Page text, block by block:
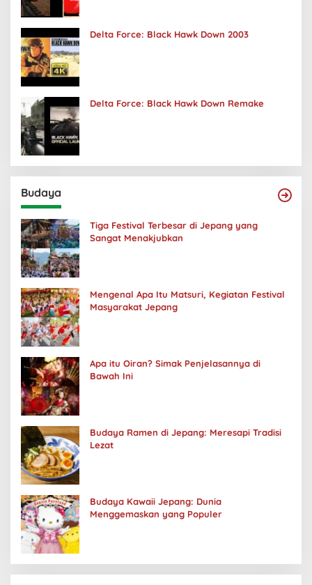
Delta Force: Black Hawk Down 2003
Delta Force: Black Hawk Down Remake
Budaya
Tiga Festival Terbesar di Jepang yang
Sangat Menakjubkan
Mengenal Apa Itu Matsuri, Kegiatan Festival
Masyarakat Jepang
Apa itu Oiran? Simak Penjelasannya di
Bawah Ini
Budaya Ramen di Jepang: Meresapi Tradisi
Lezat
Budaya Kawaii Jepang: Dunia
Menggemaskan yang Populer